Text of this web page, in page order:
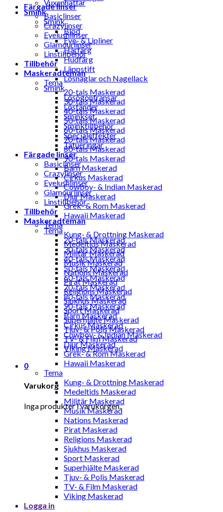
Färgade linser
Basiclinser
Crazylinser
Eyelushlinser
Glamourlinser
Linstillbehör
Tillbehör
Maskeradteman
Tema
20-tals Maskerad
30-tals Maskerad
40-tals Maskerad
50-tals Maskerad
60-tals Maskerad
70-tals Maskerad
80-tals Maskerad
90-tals Maskerad
Barn Maskerad
Cirkus Maskerad
Cowboy- & Indian Maskerad
Djur Maskerad
Grek- & Rom Maskerad
Hawaii Maskerad
Tema
Kung- & Drottning Maskerad
Medeltids Maskerad
Militär Maskerad
Musik Maskerad
Nations Maskerad
Pirat Maskerad
Religions Maskerad
Sjukhus Maskerad
Sport Maskerad
Superhjälte Maskerad
Tjuv- & Polis Maskerad
TV- & Film Maskerad
Viking Maskerad
0
Varukorg
Inga produkter i varukorgen.
Vuxenhattar
Smink
Smink
Blod
Eye- & Lipliner
Hårfärg
Hudfärg
Läppstift
Lösnaglar och Nagellack
Smink
Lösögonfransar
Löständer
Sminkset
Sminktillbehör
Specialeffekter
Tatueringar
Färgade linser
Basiclinser
Crazylinser
Eyelushlinser
Glamourlinser
Linstillbehör
Tillbehör
Maskeradteman
Tema
20-tals Maskerad
30-tals Maskerad
40-tals Maskerad
50-tals Maskerad
60-tals Maskerad
70-tals Maskerad
80-tals Maskerad
90-tals Maskerad
Barn Maskerad
Cirkus Maskerad
Cowboy- & Indian Maskerad
Djur Maskerad
Grek- & Rom Maskerad
Hawaii Maskerad
Tema
Kung- & Drottning Maskerad
Medeltids Maskerad
Militär Maskerad
Musik Maskerad
Nations Maskerad
Pirat Maskerad
Religions Maskerad
Sjukhus Maskerad
Sport Maskerad
Superhjälte Maskerad
Tjuv- & Polis Maskerad
TV- & Film Maskerad
Viking Maskerad
Logga in